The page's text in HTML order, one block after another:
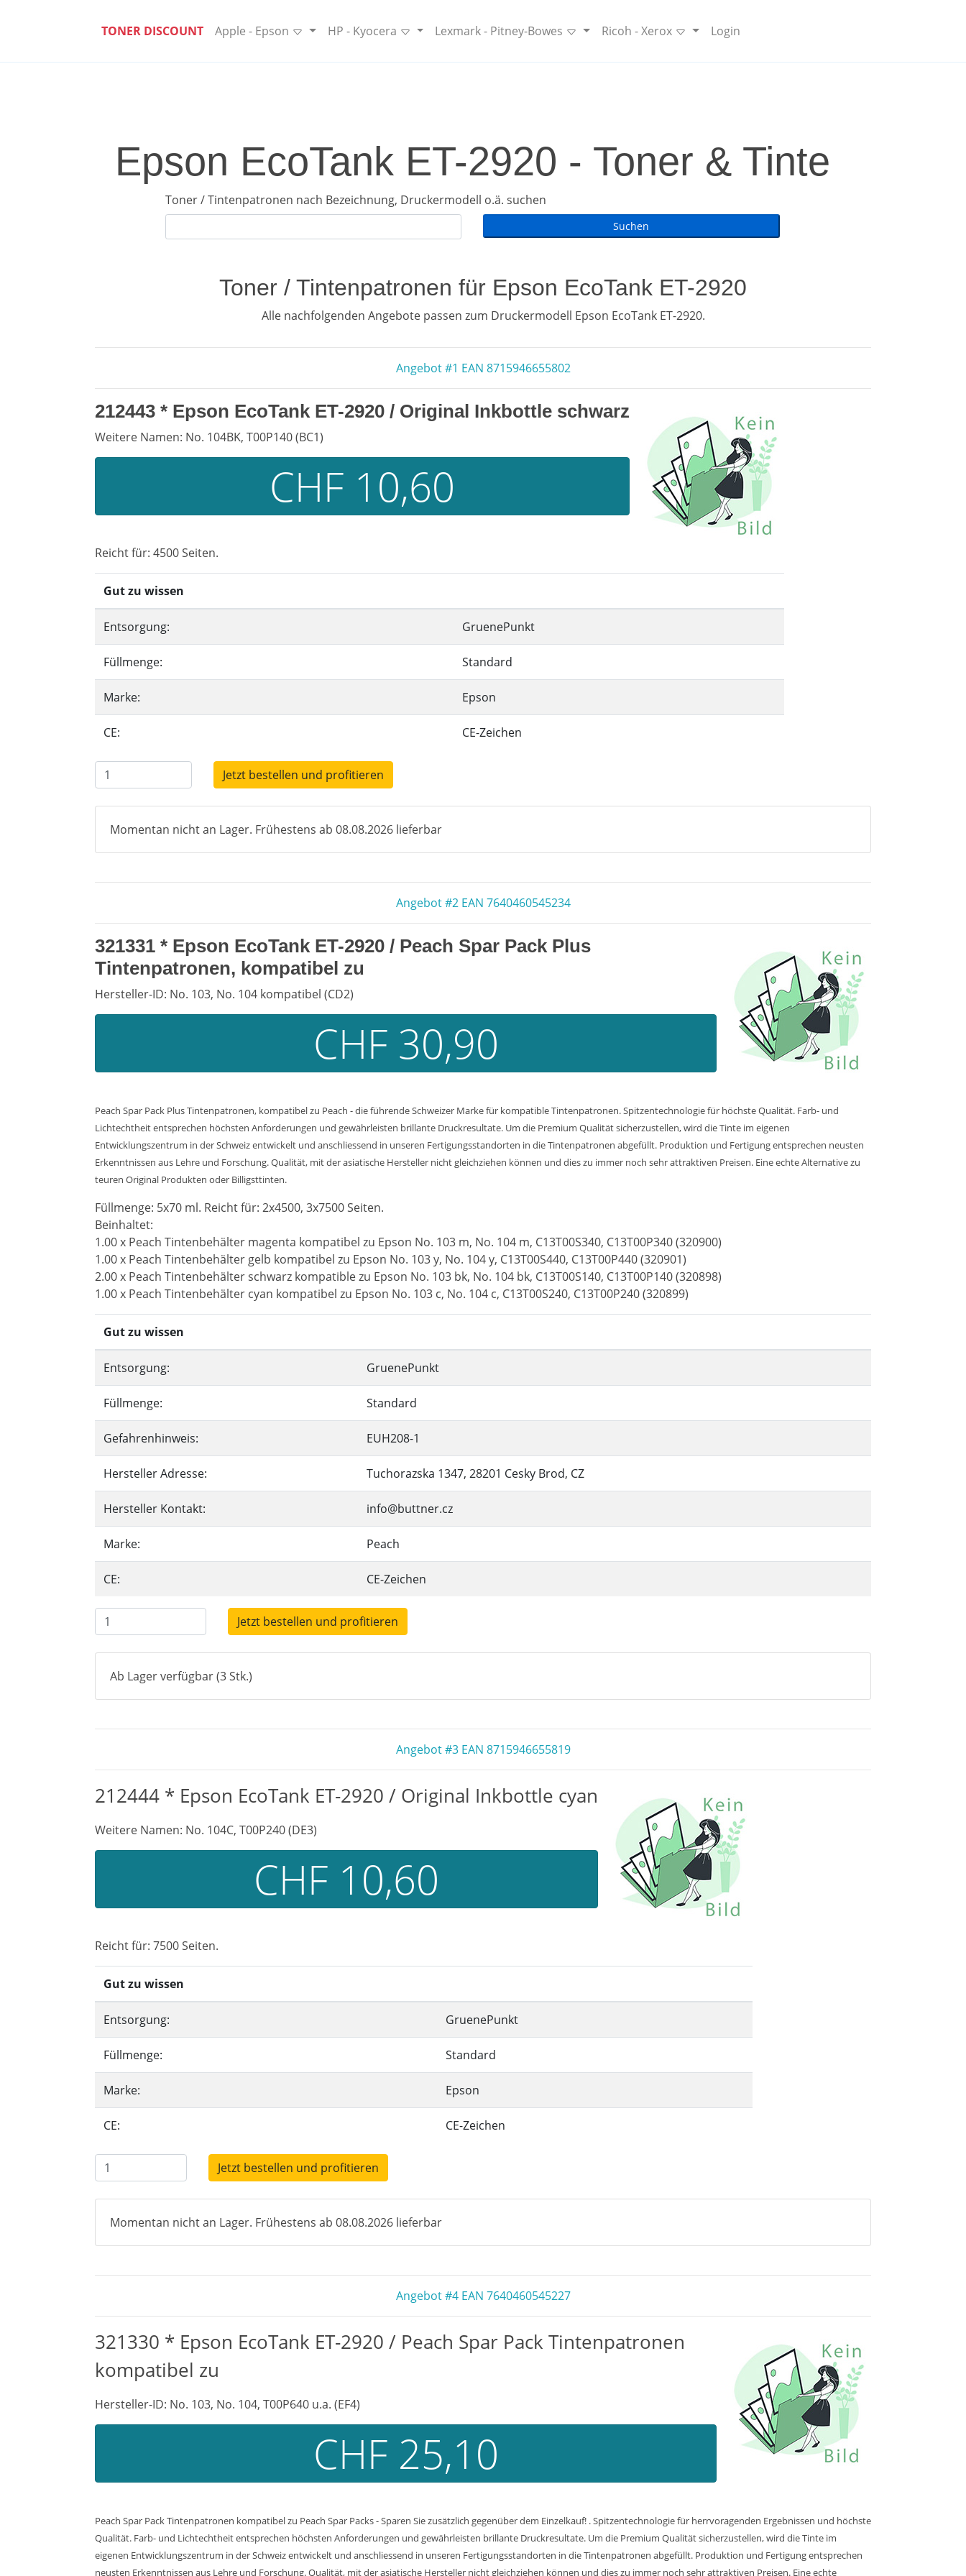
TONER DISCOUNT Apple - Epson HP - Kyocera Lexmark - Pitney-Bowes Ricoh - Xerox Login
Epson EcoTank ET-2920 - Toner & Tinte
Toner / Tintenpatronen nach Bezeichnung, Druckermodell o.ä. suchen
Toner / Tintenpatronen für Epson EcoTank ET-2920
Alle nachfolgenden Angebote passen zum Druckermodell Epson EcoTank ET-2920.
Angebot #1 EAN 8715946655802
212443 * Epson EcoTank ET-2920 / Original Inkbottle schwarz
Weitere Namen: No. 104BK, T00P140 (BC1)
CHF 10,60
Reicht für: 4500 Seiten.
Gut zu wissen
Entsorgung: GruenePunkt
Füllmenge: Standard
Marke: Epson
CE: CE-Zeichen
Jetzt bestellen und profitieren
Momentan nicht an Lager. Frühestens ab 08.08.2026 lieferbar
Angebot #2 EAN 7640460545234
321331 * Epson EcoTank ET-2920 / Peach Spar Pack Plus
Tintenpatronen, kompatibel zu
Hersteller-ID: No. 103, No. 104 kompatibel (CD2)
CHF 30,90
Peach Spar Pack Plus Tintenpatronen, kompatibel zu Peach - die führende Schweizer Marke für kompatible Tintenpatronen. Spitzentechnologie für höchste Qualität. Farb- und
Lichtechtheit entsprechen höchsten Anforderungen und gewährleisten brillante Druckresultate. Um die Premium Qualität sicherzustellen, wird die Tinte im eigenen
Entwicklungszentrum in der Schweiz entwickelt und anschliessend in unseren Fertigungsstandorten in die Tintenpatronen abgefüllt. Produktion und Fertigung entsprechen neusten
Erkenntnissen aus Lehre und Forschung. Qualität, mit der asiatische Hersteller nicht gleichziehen können und dies zu immer noch sehr attraktiven Preisen. Eine echte Alternative zu
teuren Original Produkten oder Billigsttinten.
Füllmenge: 5x70 ml. Reicht für: 2x4500, 3x7500 Seiten.
Beinhaltet:
1.00 x Peach Tintenbehälter magenta kompatibel zu Epson No. 103 m, No. 104 m, C13T00S340, C13T00P340 (320900)
1.00 x Peach Tintenbehälter gelb kompatibel zu Epson No. 103 y, No. 104 y, C13T00S440, C13T00P440 (320901)
2.00 x Peach Tintenbehälter schwarz kompatible zu Epson No. 103 bk, No. 104 bk, C13T00S140, C13T00P140 (320898)
1.00 x Peach Tintenbehälter cyan kompatibel zu Epson No. 103 c, No. 104 c, C13T00S240, C13T00P240 (320899)
Gut zu wissen
Entsorgung: GruenePunkt
Füllmenge: Standard
Gefahrenhinweis: EUH208-1
Hersteller Adresse: Tuchorazska 1347, 28201 Cesky Brod, CZ
Hersteller Kontakt: info@buttner.cz
Marke: Peach
CE: CE-Zeichen
Jetzt bestellen und profitieren
Ab Lager verfügbar (3 Stk.)
Angebot #3 EAN 8715946655819
212444 * Epson EcoTank ET-2920 / Original Inkbottle cyan
Weitere Namen: No. 104C, T00P240 (DE3)
CHF 10,60
Reicht für: 7500 Seiten.
Gut zu wissen
Entsorgung: GruenePunkt
Füllmenge: Standard
Marke: Epson
CE: CE-Zeichen
Jetzt bestellen und profitieren
Momentan nicht an Lager. Frühestens ab 08.08.2026 lieferbar
Angebot #4 EAN 7640460545227
321330 * Epson EcoTank ET-2920 / Peach Spar Pack Tintenpatronen
kompatibel zu
Hersteller-ID: No. 103, No. 104, T00P640 u.a. (EF4)
CHF 25,10
Peach Spar Pack Tintenpatronen kompatibel zu Peach Spar Packs - Sparen Sie zusätzlich gegenüber dem Einzelkauf! . Spitzentechnologie für herrvoragenden Ergebnissen und höchste
Qualität. Farb- und Lichtechtheit entsprechen höchsten Anforderungen und gewährleisten brillante Druckresultate. Um die Premium Qualität sicherzustellen, wird die Tinte im
eigenen Entwicklungszentrum in der Schweiz entwickelt und anschliessend in unseren Fertigungsstandorten in die Tintenpatronen abgefüllt. Produktion und Fertigung entsprechen
neusten Erkenntnissen aus Lehre und Forschung. Qualität, mit der asiatische Hersteller nicht gleichziehen können und dies zu immer noch sehr attraktiven Preisen. Eine echte